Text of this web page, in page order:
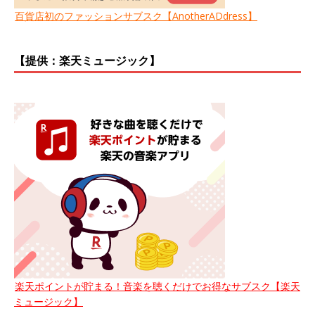
百貨店初のファッションサブスク【AnotherADdress】
【提供：楽天ミュージック】
楽天ポイントが貯まる！音楽を聴くだけでお得なサブスク【楽天
ミュージック】